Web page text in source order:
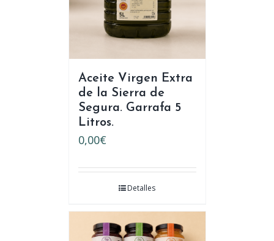
Aceite Virgen Extra
de la Sierra de
Segura. Garrafa 5
Litros.
0,00€
Detalles